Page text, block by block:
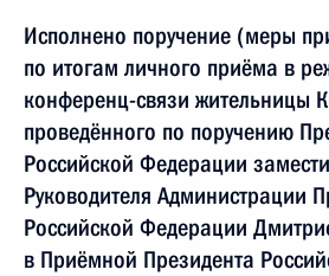
Исполнено поручение (меры
по итогам личного приёма в
конференц-связи жительницы
проведённого по поручению
Российской Федерации
Руководителя Администрации
Российской Федерации
в Приёмной Президента